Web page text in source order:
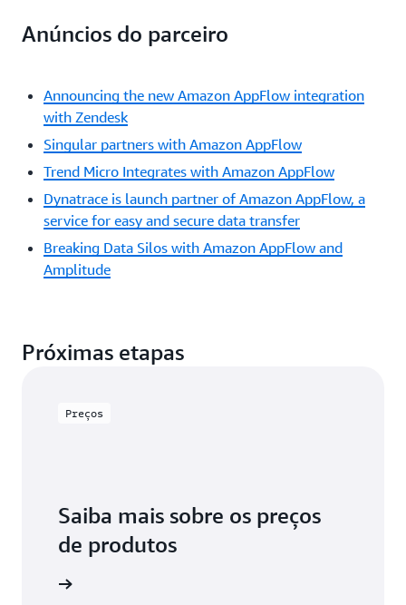
Anúncios do parceiro
Announcing the new Amazon AppFlow integration
with Zendesk
Singular partners with Amazon AppFlow
Trend Micro Integrates with Amazon AppFlow
Dynatrace is launch partner of Amazon AppFlow, a
service for easy and secure data transfer
Breaking Data Silos with Amazon AppFlow and
Amplitude
Próximas etapas
Preços
Saiba mais sobre os preços
de produtos